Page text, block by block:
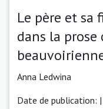
Le père et sa
dans la
Anna Ledwina
Date de publication: |